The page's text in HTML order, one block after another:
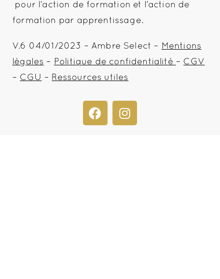
pour l’action de formation et l’action de
formation par apprentissage.
V.6 04/01/2023 – Ambre Select – Mentions
légales – Politique de confidentialité – CGV
– CGU – Ressources utiles